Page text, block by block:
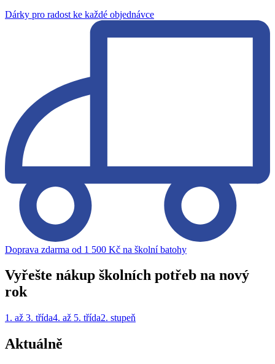
Dárky pro radost ke každé objednávce
Doprava zdarma od 1 500 Kč na školní batohy
Vyřešte nákup školních potřeb na nový
rok
1. až 3. třída4. až 5. třída2. stupeň
Aktuálně